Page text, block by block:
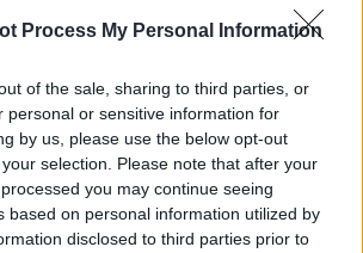
Process My Personal Information
of the sale, sharing to third parties, or
personal or sensitive information for
by us, please use the below opt-out
selection. Please note that after your
you may continue seeing
based on personal information utilized by
disclosed to third parties prior to